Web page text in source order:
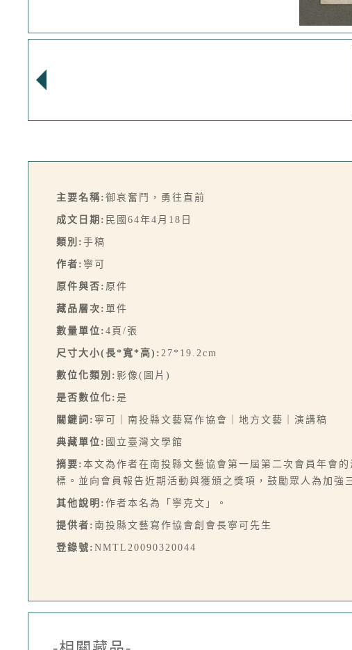
主要名稱: 御哀奮鬥，勇往直前
成文日期: 民國64年4月18日
類別: 手稿
作者: 寧可
原件與否: 原件
藏品層次: 單件
數量單位: 4頁/張
尺寸大小(長*寬*高): 27*19.2cm
數位化類別: 影像(圖片)
是否數位化: 是
關鍵詞: 寧可｜南投縣文藝寫作協會｜地方文藝｜演講稿
典藏單位: 國立臺灣文學館
摘要: 本文為作者在南投縣文藝協會第一屆第二次會員年會
標。並向會員報告近期活動與獲頒之獎項，鼓勵眾人為加強
其他說明: 作者本名為「寧克文」。
提供者: 南投縣文藝寫作協會創會長寧可先生
登錄號: NMTL20090320044